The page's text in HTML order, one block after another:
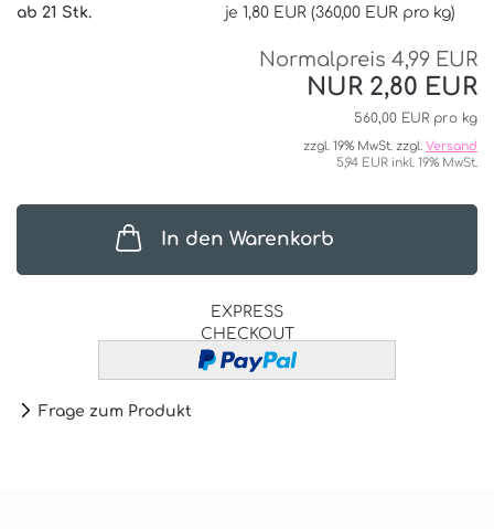
ab 21 Stk.
je 1,80 EUR (360,00 EUR pro kg)
Normalpreis 4,99 EUR
NUR 2,80 EUR
560,00 EUR pro kg
zzgl. 19% MwSt. zzgl. Versand
5,94 EUR inkl. 19% MwSt.
In den Warenkorb
EXPRESS
CHECKOUT
Frage zum Produkt